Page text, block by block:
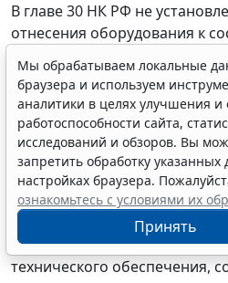
В главе 30 НК РФ не
отнесения оборудования к
соответствующих объектов
числе зданий. В связи с этим
статьи 11 НК РФ понятия и
элементы зданий (системы и
применять в том значении, в
используются в Законе №
Согласно пункту 6 части 2
здание включает в себя сети
технического обеспечения
технического обеспечения,
Мы обрабатываем локальные
браузера и используем
аналитики в целях улучшения и
работоспособности сайта,
исследований и обзоров. Вы
запретить обработку указанных
настройках браузера.
ознакомьтесь с условиями их
Принять